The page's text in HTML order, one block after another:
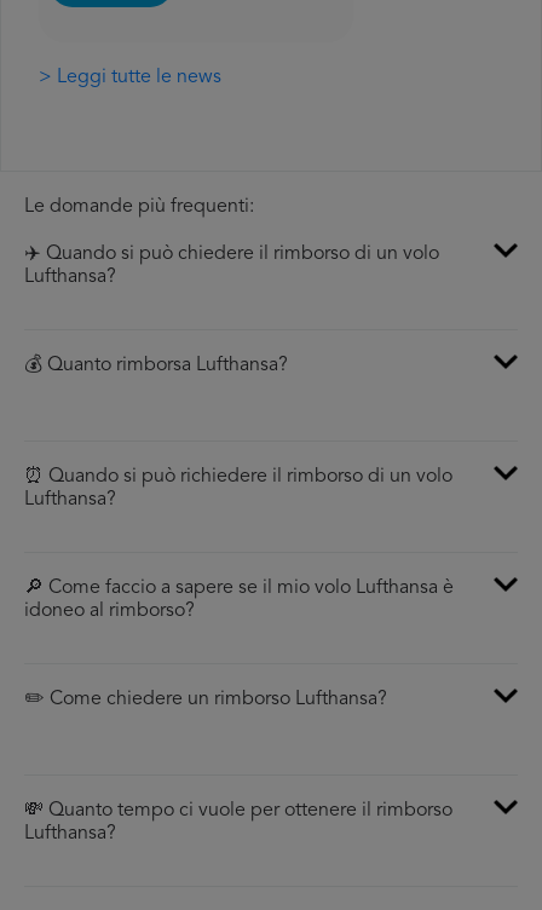
> Leggi tutte le news
Le domande più frequenti:
✈️ Quando si può chiedere il rimborso di un volo
Lufthansa?
💰 Quanto rimborsa Lufthansa?
⏰ Quando si può richiedere il rimborso di un volo
Lufthansa?
🔎 Come faccio a sapere se il mio volo Lufthansa è
idoneo al rimborso?
✏️ Come chiedere un rimborso Lufthansa?
💸 Quanto tempo ci vuole per ottenere il rimborso
Lufthansa?